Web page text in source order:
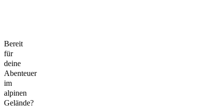
Bereit
für
deine
Abenteuer
im
alpinen
Gelände?